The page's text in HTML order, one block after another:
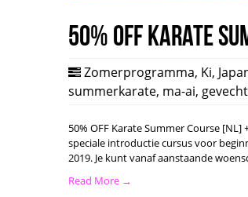
50% OFF Karate
Zomerprogramma, Ki,
summerkarate, ma-ai,
50% OFF Karate Summer Course
speciale introductie cursus voor
2019. Je kunt vanaf aanstaande
Read More →